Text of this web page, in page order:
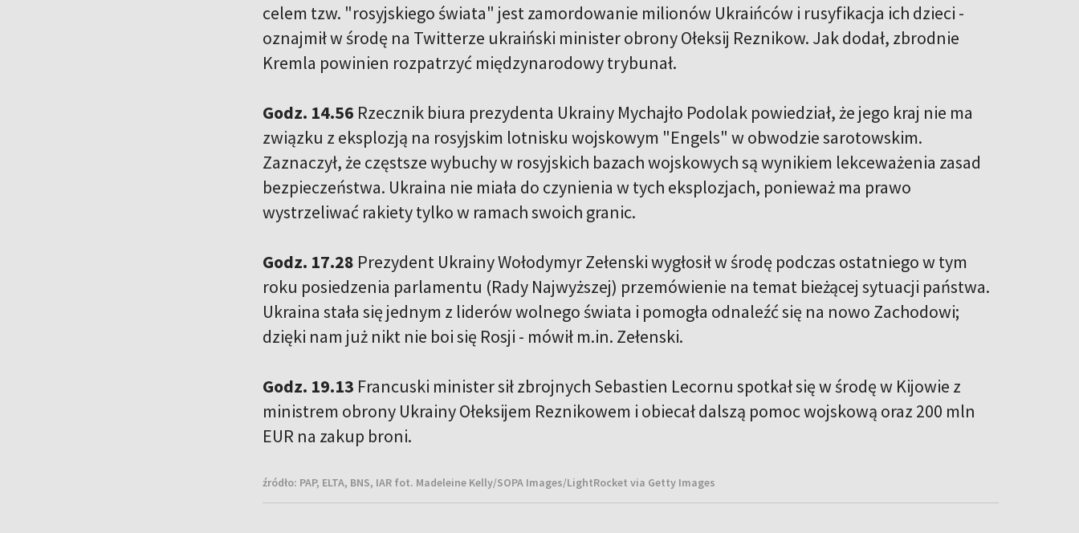
celem tzw. "rosyjskiego świata" jest zamordowanie milionów Ukraińców i rusyfikacja ich dzieci -
oznajmił w środę na Twitterze ukraiński minister obrony Ołeksij Reznikow. Jak dodał, zbrodnie
Kremla powinien rozpatrzyć międzynarodowy trybunał.
Godz. 14.56 Rzecznik biura prezydenta Ukrainy Mychajło Podolak powiedział, że jego kraj nie ma
związku z eksplozją na rosyjskim lotnisku wojskowym "Engels" w obwodzie sarotowskim.
Zaznaczył, że częstsze wybuchy w rosyjskich bazach wojskowych są wynikiem lekceważenia zasad
bezpieczeństwa. Ukraina nie miała do czynienia w tych eksplozjach, ponieważ ma prawo
wystrzeliwać rakiety tylko w ramach swoich granic.
Godz. 17.28 Prezydent Ukrainy Wołodymyr Zełenski wygłosił w środę podczas ostatniego w tym
roku posiedzenia parlamentu (Rady Najwyższej) przemówienie na temat bieżącej sytuacji państwa.
Ukraina stała się jednym z liderów wolnego świata i pomogła odnaleźć się na nowo Zachodowi;
dzięki nam już nikt nie boi się Rosji - mówił m.in. Zełenski.
Godz. 19.13 Francuski minister sił zbrojnych Sebastien Lecornu spotkał się w środę w Kijowie z
ministrem obrony Ukrainy Ołeksijem Reznikowem i obiecał dalszą pomoc wojskową oraz 200 mln
EUR na zakup broni.
źródło: PAP, ELTA, BNS, IAR fot. Madeleine Kelly/SOPA Images/LightRocket via Getty Images